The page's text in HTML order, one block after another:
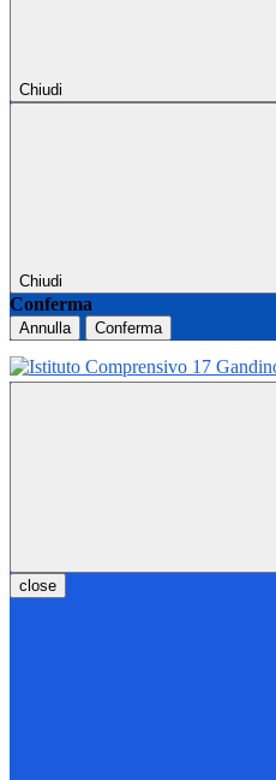
Chiudi
Chiudi
Conferma
Annulla Conferma
close